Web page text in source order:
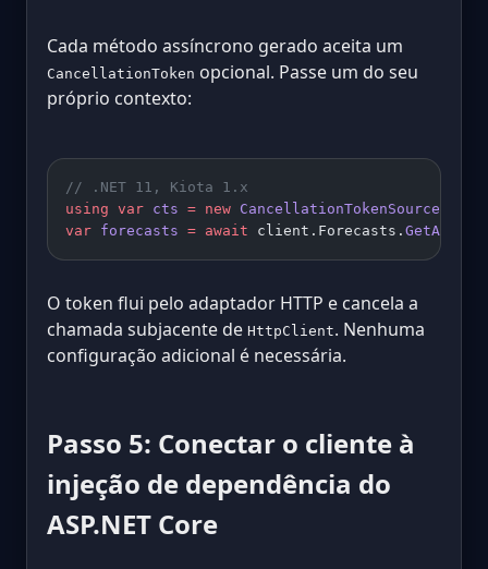
Cada método assíncrono gerado aceita um
CancellationToken opcional. Passe um do seu
próprio contexto:
// .NET 11, Kiota 1.x
using var cts = new CancellationTokenSource
var forecasts = await client.Forecasts. GetAsync
O token flui pelo adaptador HTTP e cancela a
chamada subjacente de HttpClient. Nenhuma
configuração adicional é necessária.
Passo 5: Conectar o cliente à
injeção de dependência do
ASP.NET Core